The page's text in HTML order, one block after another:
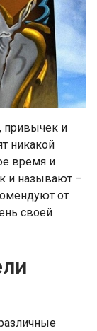
привычек и
никакой
время и
и называют –
от
своей